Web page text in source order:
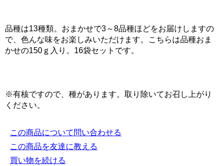
品種は13種類。おまかせで3～8品種ほどをお届けしますの
で、色んな味をお楽しみいただけます。こちらは品種おま
かせの150ｇ入り。16袋セットです。
※有核ですので、種があります。取り除いてお召し上がり
ください。
この商品について問い合わせる
この商品を友達に教える
買い物を続ける